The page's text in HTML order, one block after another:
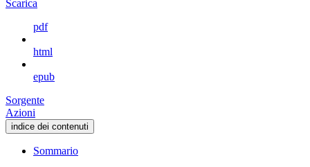
Scarica
pdf
html
epub
Sorgente
Azioni
indice dei contenuti
Sommario